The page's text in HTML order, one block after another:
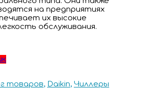
на предприятиях
их высокие
обслуживания.
товаров, Daikin, Чиллеры